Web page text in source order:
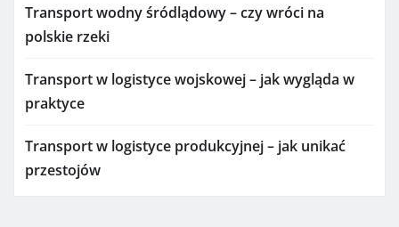
Transport wodny śródlądowy – czy wróci na
polskie rzeki
Transport w logistyce wojskowej – jak wygląda w
praktyce
Transport w logistyce produkcyjnej – jak unikać
przestojów